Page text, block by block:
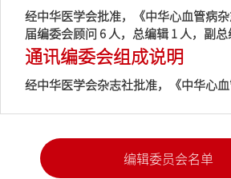
经中华医学会批准，《中华心血管病
届编委会顾问 6 人，总编辑 1 人，副
通讯编委会组成说明
经中华医学会杂志社批准，《中华心
编辑委员会名单